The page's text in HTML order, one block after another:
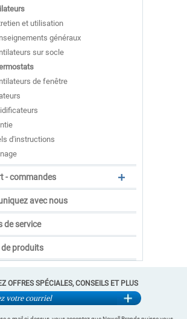
et utilisation
généraux
sur socle
de fenêtre
d'instructions
- commandes
avec nous
de service
de produits
OFFRES SPÉCIALES, CONSEILS ET PLUS